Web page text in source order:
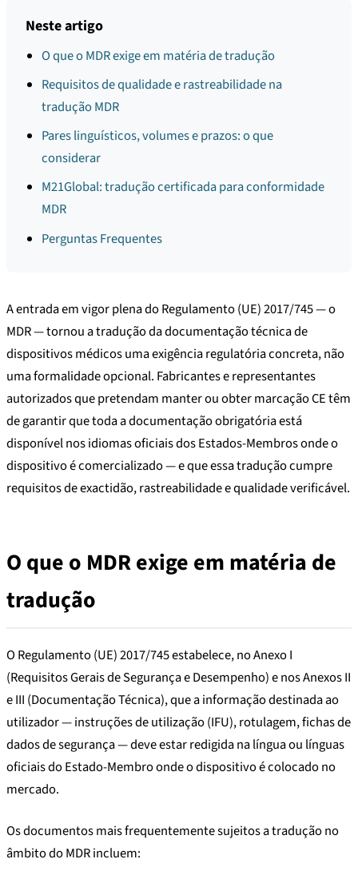
Neste artigo
O que o MDR exige em matéria de tradução
Requisitos de qualidade e rastreabilidade na
tradução MDR
Pares linguísticos, volumes e prazos: o que
considerar
M21Global: tradução certificada para conformidade
MDR
Perguntas Frequentes
A entrada em vigor plena do Regulamento (UE) 2017/745 — o
MDR — tornou a tradução da documentação técnica de
dispositivos médicos uma exigência regulatória concreta, não
uma formalidade opcional. Fabricantes e representantes
autorizados que pretendam manter ou obter marcação CE têm
de garantir que toda a documentação obrigatória está
disponível nos idiomas oficiais dos Estados-Membros onde o
dispositivo é comercializado — e que essa tradução cumpre
requisitos de exactidão, rastreabilidade e qualidade verificável.
O que o MDR exige em matéria de
tradução
O Regulamento (UE) 2017/745 estabelece, no Anexo I
(Requisitos Gerais de Segurança e Desempenho) e nos Anexos II
e III (Documentação Técnica), que a informação destinada ao
utilizador — instruções de utilização (IFU), rotulagem, fichas de
dados de segurança — deve estar redigida na língua ou línguas
oficiais do Estado-Membro onde o dispositivo é colocado no
mercado.
Os documentos mais frequentemente sujeitos a tradução no
âmbito do MDR incluem: